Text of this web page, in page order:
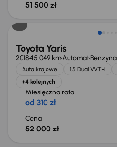
51 500 zł
Świeżo skupione
Toyota Yaris
201845 049 kmAutomatBenzyna
Auta krajowe 1.5 Dual VVT-i
+4 kolejnych
Miesięczna rata
od 310 zł
Cena
52 000 zł
Od nowego taniej o 21 900 zł